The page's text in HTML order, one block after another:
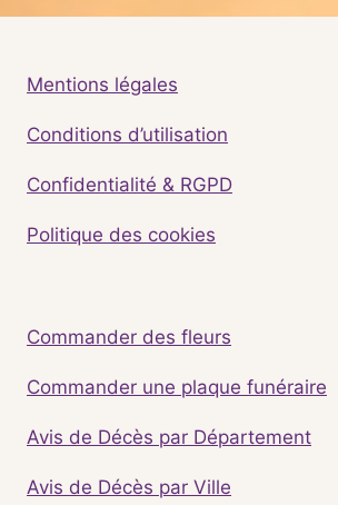
Mentions légales
Conditions d’utilisation
Confidentialité & RGPD
Politique des cookies
Commander des fleurs
Commander une plaque funéraire
Avis de Décès par Département
Avis de Décès par Ville